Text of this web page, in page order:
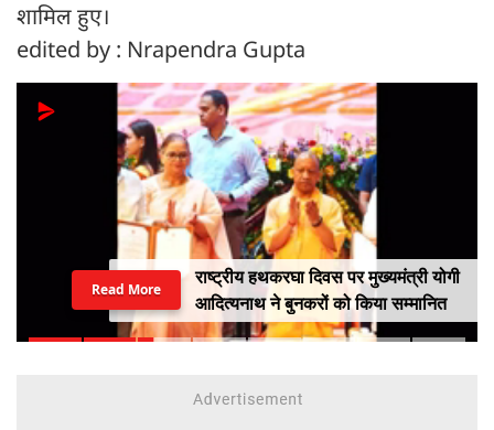
शामिल हुए।
edited by : Nrapendra Gupta
राष्ट्रीय हथकरघा दिवस पर मुख्यमंत्री योगी
आदित्यनाथ ने बुनकरों को किया सम्मानित
Read More